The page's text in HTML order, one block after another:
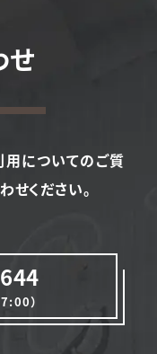
せ
用についてのご質
せください。
）